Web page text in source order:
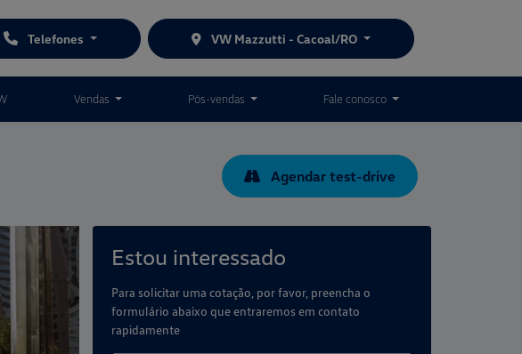
Telefones VW Mazzutti - Cacoal/RO
Vendas Pós-vendas Fale conosco
Agendar test-drive
Estou interessado
Para solicitar uma cotação, por favor, preencha o
formulário abaixo que entraremos em contato
rapidamente